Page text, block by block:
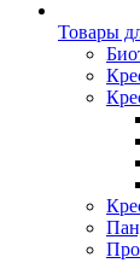
Товары